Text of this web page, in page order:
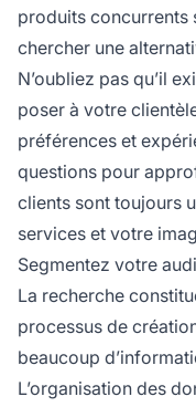
produits concurrents
chercher une
N’oubliez pas qu’il
poser à votre
préférences et
questions pour
clients sont toujours
services et votre
Segmentez votre
La recherche
processus de
beaucoup
L’organisation des